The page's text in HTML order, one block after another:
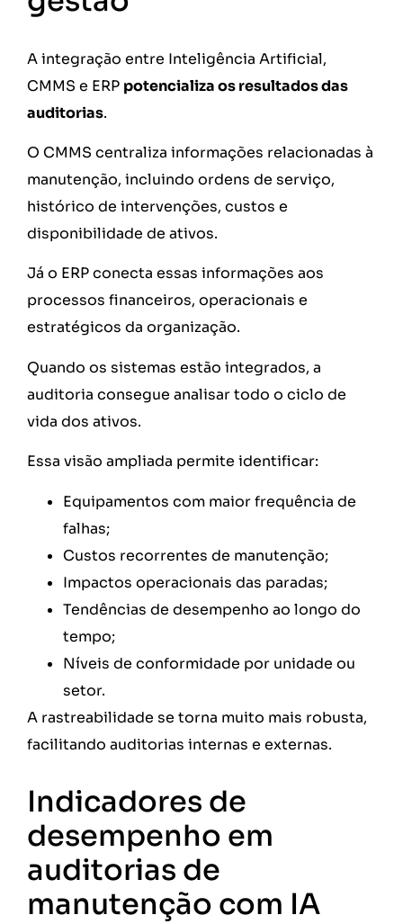
A integração entre Inteligência Artificial,
CMMS e ERP potencializa os resultados das
auditorias.
O CMMS centraliza informações relacionadas à
manutenção, incluindo ordens de serviço,
histórico de intervenções, custos e
disponibilidade de ativos.
Já o ERP conecta essas informações aos
processos financeiros, operacionais e
estratégicos da organização.
Quando os sistemas estão integrados, a
auditoria consegue analisar todo o ciclo de
vida dos ativos.
Essa visão ampliada permite identificar:
Equipamentos com maior frequência de
falhas;
Custos recorrentes de manutenção;
Impactos operacionais das paradas;
Tendências de desempenho ao longo do
tempo;
Níveis de conformidade por unidade ou
setor.
A rastreabilidade se torna muito mais robusta,
facilitando auditorias internas e externas.
Indicadores de
desempenho em
auditorias de
manutenção com IA